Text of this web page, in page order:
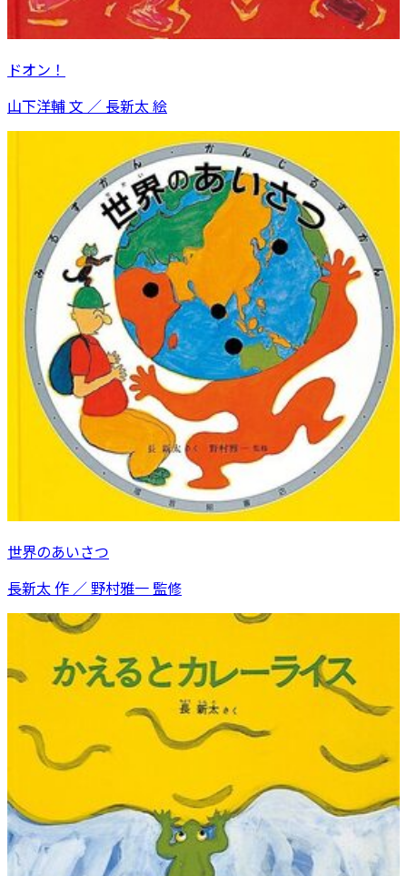
ドオン！
山下洋輔 文 ／ 長新太 絵
世界のあいさつ
長新太 作 ／ 野村雅一 監修